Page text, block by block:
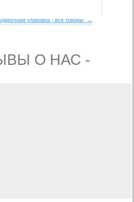
упаковка - все товары →
О НАС -